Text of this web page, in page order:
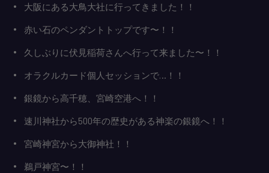
大阪にある大鳥大社に行ってきました！！
赤い石のペンダントトップです〜！！
久しぶりに伏見稲荷さんへ行って来ました〜！！
オラクルカード個人セッションで…！！
銀鏡から高千穂、宮崎空港へ！！
速川神社から500年の歴史がある神楽の銀鏡へ！！
宮崎神宮から大御神社！！
鵜戸神宮〜！！